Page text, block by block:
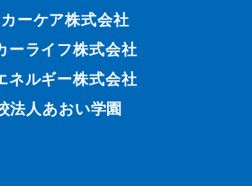
ーケア株式会社
ーライフ株式会社
ネルギー株式会社
法人あおい学園